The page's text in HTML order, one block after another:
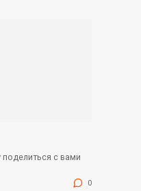
поделиться с вами
0